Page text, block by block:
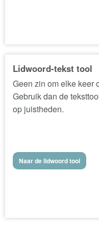
Lidwoord-tekst tool
Geen zin om elke keer
Gebruik dan de
op juistheden.
Naar de lidwoord tool